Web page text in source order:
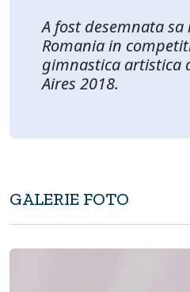
A fost desemnata
Romania in
gimnastica artistica
Aires 2018.
GALERIE FOTO